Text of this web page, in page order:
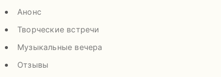
Анонс
Творческие встречи
Музыкальные вечера
Отзывы